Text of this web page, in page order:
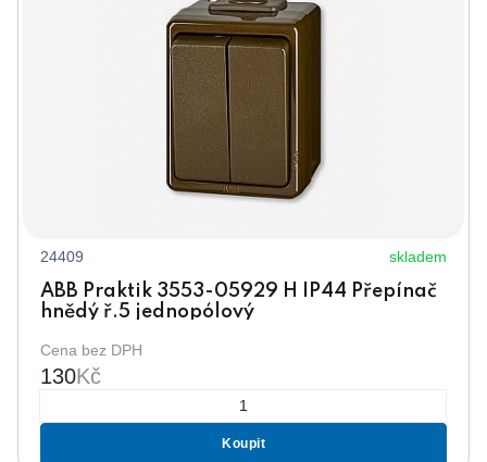
24409 skladem
ABB Praktik 3553-05929 H IP44 Přepínač
hnědý ř.5 jednopólový
Cena bez DPH
130Kč
Koupit